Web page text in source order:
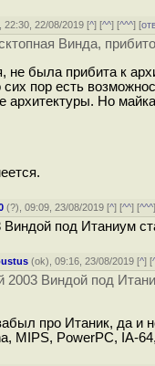
22:30, 22/08/2019 [^] [^^] [^^^] [
Винда,
не была прибита к
пор есть
архитектуры. Но
(?), 09:09, 23/08/2019 [^] [^^] [^^^
под Итаниум
(ok), 09:16, 23/08/2019 [^] [
Виндой под
про Итаник, да и
MIPS, PowerPC, IA-